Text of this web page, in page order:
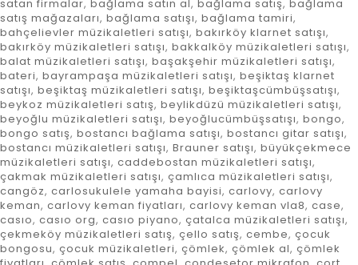
satan firmalar, bağlama satın al, bağlama satış, bağlama
satış mağazaları, bağlama satışı, bağlama tamiri,
bahçelievler müzikaletleri satışı, bakırköy klarnet satışı,
bakırköy müzikaletleri satışı, bakkalköy müzikaletleri satışı,
balat müzikaletleri satışı, başakşehir müzikaletleri satışı,
bateri, bayrampaşa müzikaletleri satışı, beşiktaş klarnet
satışı, beşiktaş müzikaletleri satışı, beşiktaşcümbüşsatışı,
beykoz müzikaletleri satış, beylikdüzü müzikaletleri satışı,
beyoğlu müzikaletleri satışı, beyoğlucümbüşsatışı, bongo,
bongo satış, bostancı bağlama satışı, bostancı gitar satışı,
bostancı müzikaletleri satışı, Brauner satışı, büyükçekmece
müzikaletleri satışı, caddebostan müzikaletleri satışı,
çakmak müzikaletleri satışı, çamlıca müzikaletleri satışı,
cangöz, carlosukulele yamaha bayisi, carlovy, carlovy
keman, carlovy keman fiyatları, carlovy keman vla8, case,
casıo, casıo org, casıo piyano, çatalca müzikaletleri satışı,
çekmeköy müzikaletleri satış, çello satış, cembe, çocuk
bongosu, çocuk müzikaletleri, çömlek, çömlek al, çömlek